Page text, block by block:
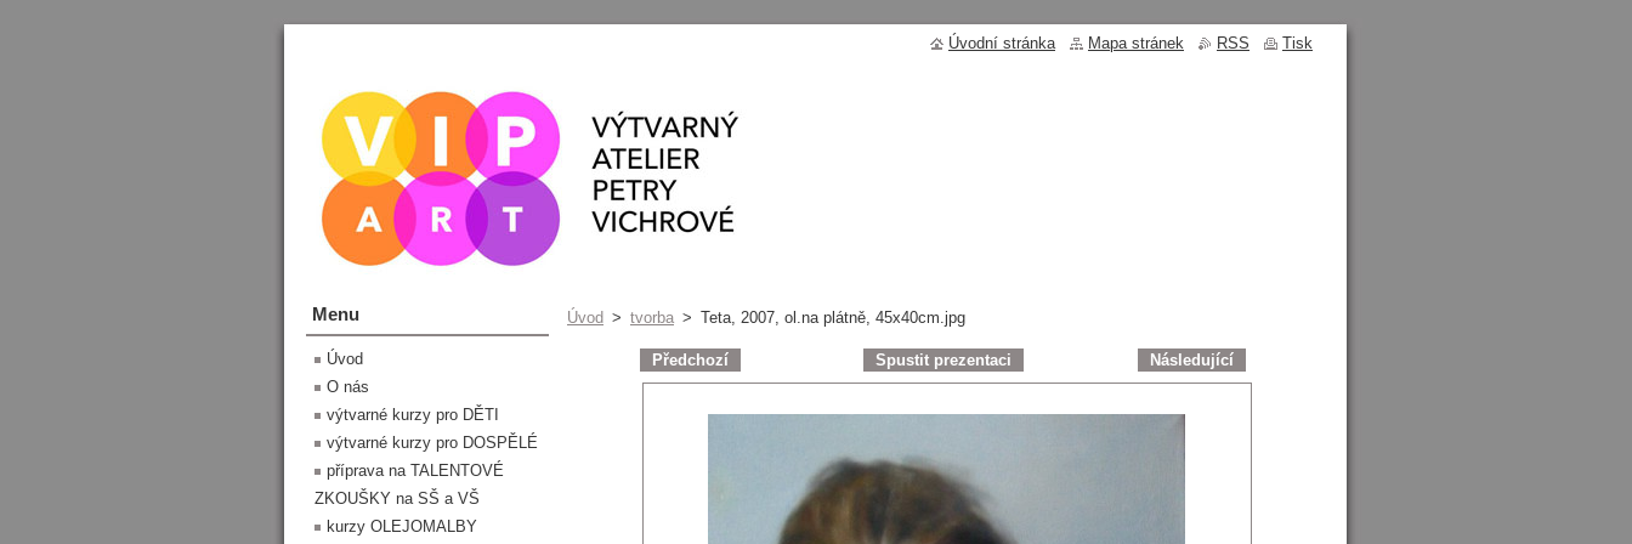
Úvod > tvorba > Teta, 2007, ol.na plátně, 45x40cm.jpg
Předchozí Spustit prezentaci Následující
Menu
Úvod
O nás
výtvarné kurzy pro DĚTI
výtvarné kurzy pro DOSPĚLÉ
příprava na TALENTOVÉ
ZKOUŠKY na SŠ a VŠ
kurzy OLEJOMALBY
Úvodní stránka Mapa stránek RSS Tisk